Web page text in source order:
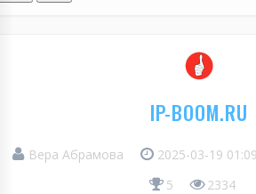
IP-BOOM.RU
Вера Абрамова 2025-03-19
5
2334